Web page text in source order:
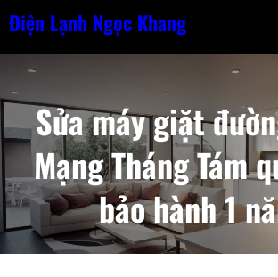
Chuyển
nội
Điện Lạnh Ngọc Khang
Sửa máy giặt
Mạng Tháng Tám
bảo hành 1